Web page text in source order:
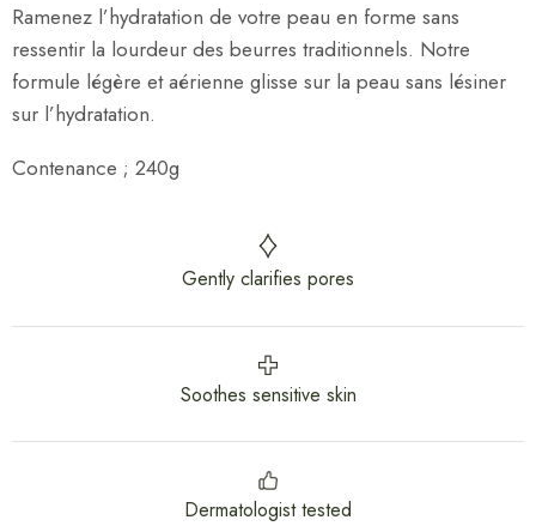
Ramenez l’hydratation de votre peau en forme sans
ressentir la lourdeur des beurres traditionnels. Notre
formule légère et aérienne glisse sur la peau sans lésiner
sur l’hydratation.
Contenance ; 240g
Gently clarifies pores
Soothes sensitive skin
Dermatologist tested